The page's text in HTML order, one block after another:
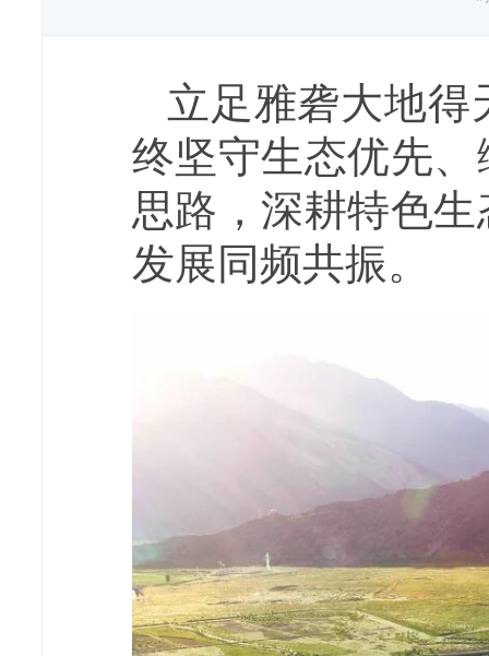
立足雅砻大地得
终坚守生态优先
思路，深耕特色
发展同频共振。